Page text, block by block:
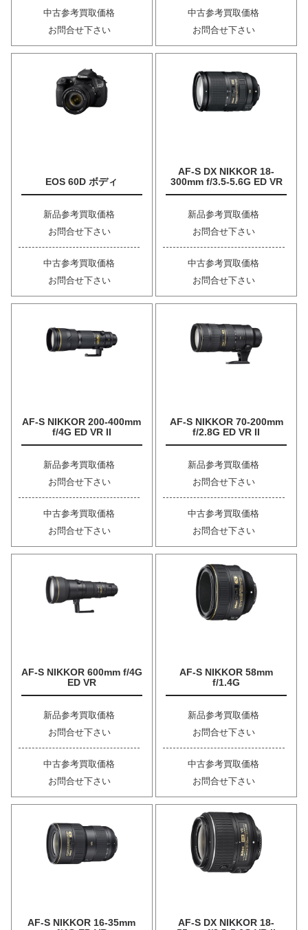
中古参考買取価格
お問合せ下さい
中古参考買取価格
お問合せ下さい
EOS 60D ボディ
新品参考買取価格
お問合せ下さい
中古参考買取価格
お問合せ下さい
AF-S DX NIKKOR 18-
300mm f/3.5-5.6G ED VR
新品参考買取価格
お問合せ下さい
中古参考買取価格
お問合せ下さい
AF-S NIKKOR 200-400mm
f/4G ED VR II
新品参考買取価格
お問合せ下さい
中古参考買取価格
お問合せ下さい
AF-S NIKKOR 70-200mm
f/2.8G ED VR II
新品参考買取価格
お問合せ下さい
中古参考買取価格
お問合せ下さい
AF-S NIKKOR 600mm f/4G
ED VR
新品参考買取価格
お問合せ下さい
中古参考買取価格
お問合せ下さい
AF-S NIKKOR 58mm
f/1.4G
新品参考買取価格
お問合せ下さい
中古参考買取価格
お問合せ下さい
AF-S NIKKOR 16-35mm
AF-S DX NIKKOR 18-